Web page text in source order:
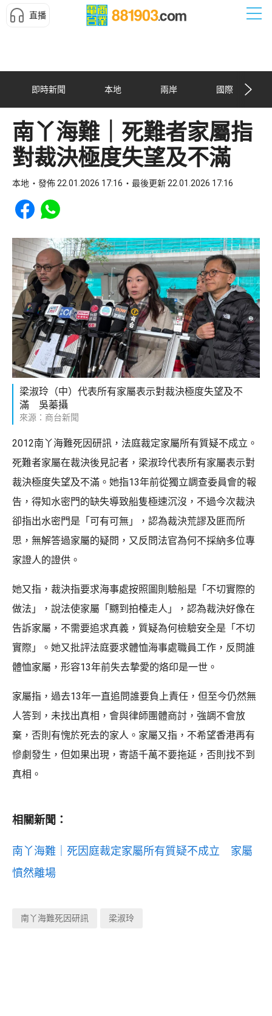
直播
即時新聞 本地 兩岸 國際
南丫海難｜死難者家屬指
對裁決極度失望及不滿
本地 發佈 22.01.2026 17:16 最後更新 22.01.2026 17:16
Share to Facebook
Share to WhatsApp
梁淑玲（中）代表所有家屬表示對裁決極度失望及不
滿 吳蓁攝
來源：商台新聞
2012南丫海難死因研訊，法庭裁定家屬所有質疑不成立。
死難者家屬在裁決後見記者，梁淑玲代表所有家屬表示對
裁決極度失望及不滿。她指13年前從獨立調查委員會的報
告，得知水密門的缺失導致船隻極速沉沒，不過今次裁決
卻指出水密門是「可有可無」，認為裁決荒謬及匪而所
思，無解答過家屬的疑問，又反問法官為何不採納多位專
家證人的證供。
她又指，裁決指要求海事處按照圖則驗船是「不切實際的
做法」，說法使家屬「嬲到拍檯走人」，認為裁決好像在
告訴家屬，不需要追求真義，質疑為何檢驗安全是「不切
實際」。她又批評法庭要求體恤海事處職員工作，反問誰
體恤家屬，形容13年前失去摯愛的烙印是一世。
家屬指，過去13年一直追問誰要負上責任，但至今仍然無
人答到，未找出真相，會與律師團體商討，強調不會放
棄，否則有愧於死去的家人。家屬又指，不希望香港再有
慘劇發生，但如果出現，寄語千萬不要拖延，否則找不到
真相。
相關新聞：
南丫海難｜死因庭裁定家屬所有質疑不成立 家屬
憤然離場
南丫海難死因研訊 梁淑玲